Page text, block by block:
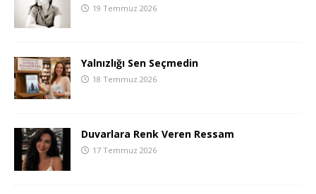
19 Temmuz 2026
Yalnızlığı Sen Seçmedin
18 Temmuz 2026
Duvarlara Renk Veren Ressam
17 Temmuz 2026